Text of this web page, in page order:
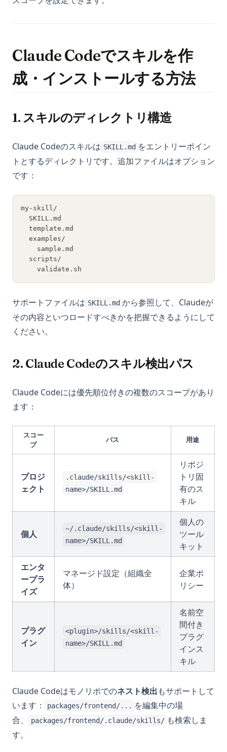
Claude Codeでスキルを作
成・インストールする方法
1. スキルのディレクトリ構造
Claude Codeのスキルは SKILL.md をエントリーポイン
トとするディレクトリです。追加ファイルはオプション
です：
my-skill/
  SKILL.md
  template.md
  examples/
    sample.md
  scripts/
    validate.sh
サポートファイルは SKILL.md から参照して、Claudeが
その内容といつロードすべきかを把握できるようにして
ください。
2. Claude Codeのスキル検出パス
Claude Codeには優先順位付きの複数のスコープがあり
ます：
スコー
プ
パス 用途
プロジ
ェクト
.claude/skills/<skill-
name>/SKILL.md
リポジ
トリ固
有のス
キル
個人
~/.claude/skills/<skill-
name>/SKILL.md
個人の
ツール
キット
エンタ
ープラ
イズ
マネージド設定（組織全
体）
企業ポ
リシー
プラグ
イン
<plugin>/skills/<skill-
name>/SKILL.md
名前空
間付き
プラグ
インス
キル
Claude Codeはモノリポでのネスト検出もサポートして
います：
packages/frontend/... を編集中の場
合、
packages/frontend/.claude/skills/ も検索しま
す。